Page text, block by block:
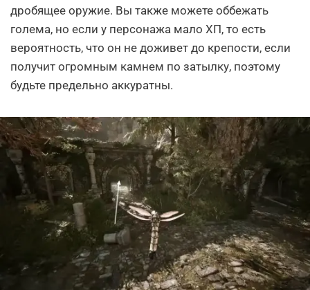
дробящее оружие. Вы также можете оббежать
голема, но если у персонажа мало ХП, то есть
вероятность, что он не доживет до крепости, если
получит огромным камнем по затылку, поэтому
будьте предельно аккуратны.